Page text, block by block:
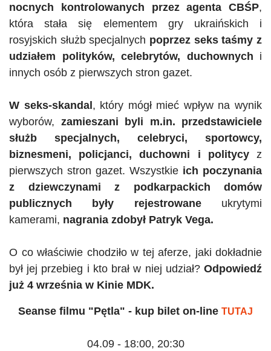
nocnych kontrolowanych przez agenta CBŚP,
która stała się elementem gry ukraińskich i
rosyjskich służb specjalnych poprzez seks taśmy z
udziałem polityków, celebrytów, duchownych i
innych osób z pierwszych stron gazet.
W seks-skandal , który mógł mieć wpływ na wynik
wyborów, zamieszani byli m.in. przedstawiciele
służb specjalnych, celebryci, sportowcy,
biznesmeni, policjanci, duchowni i politycyz
pierwszych stron gazet. Wszystkie ich poczynania
z dziewczynami z podkarpackich domów
publicznych były rejestrowaneukrytymi
kamerami, nagrania zdobył Patryk Vega.
O co właściwie chodziło w tej aferze, jaki dokładnie
był jej przebieg i kto brał w niej udział? Odpowiedź
już 4 września w Kinie MDK.
Seanse filmu "Pętla" - kup bilet on-line TUTAJ
04.09 - 18:00, 20:30